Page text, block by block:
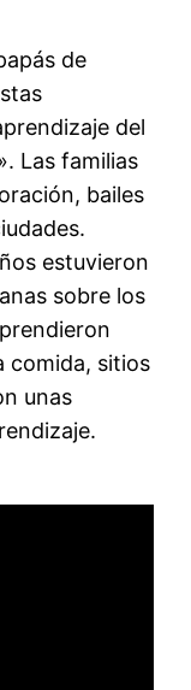
de
del
Las familias
bailes
estuvieron
sobre los
comida, sitios
unas